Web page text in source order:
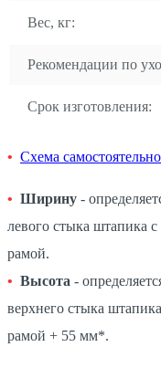
Вес, кг:
Рекомендации по
Срок изготовления:
Схема
Ширину -
левого стыка штапика
рамой.
Высота -
верхнего стыка
рамой + 55 мм*.